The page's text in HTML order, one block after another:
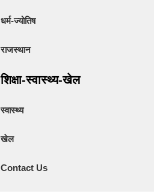
धर्म-ज्योतिष
राजस्थान
शिक्षा-स्वास्थ्य-खेल
स्वास्थ्य
खेल
Contact Us